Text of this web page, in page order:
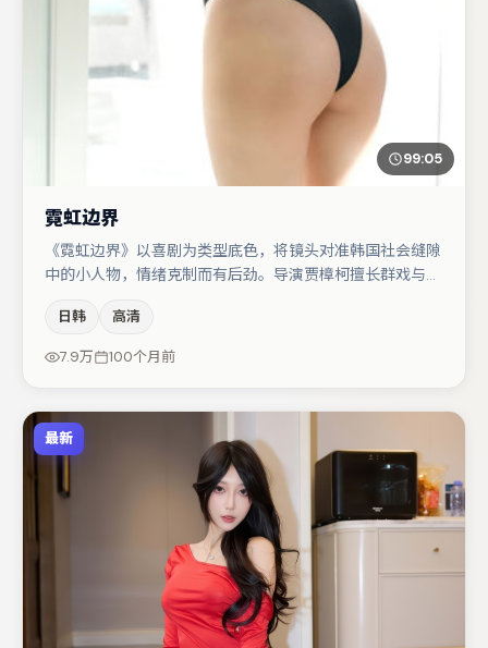
99:05
霓虹边界
《霓虹边界》以喜剧为类型底色，将镜头对准韩国社会缝隙
中的小人物，情绪克制而有后劲。导演贾樟柯擅长群戏与空
中承担叙事驱动，秦海璐、胡歌分别提供反差与喜剧/悬疑
调剂（视场次而定）。节奏紧凑、反转有度，值得列入片
日韩 高清
7.9万 100个月前
最新